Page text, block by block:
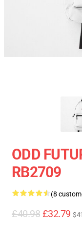
ODD
RB2709
(8
£40.98 £32.79